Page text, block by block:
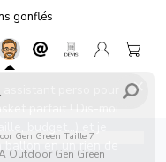
gonflés
Gen Green Taille 7
Outdoor Gen Green
perso pour
en un rien de
×